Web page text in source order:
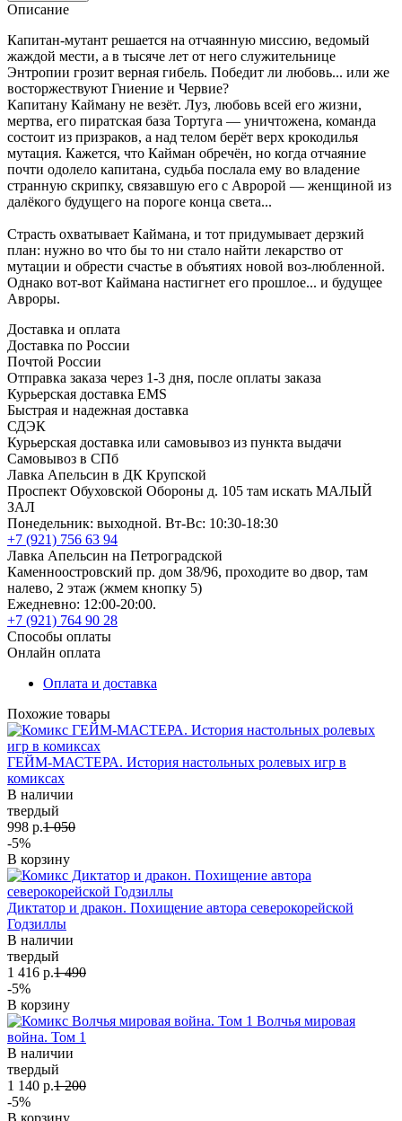
Описание
Капитан-мутант решается на отчаянную миссию, ведомый
жаждой мести, а в тысяче лет от него служительнице
Энтропии грозит верная гибель. Победит ли любовь... или же
восторжествуют Гниение и Червие?
Капитану Кайману не везёт. Луз, любовь всей его жизни,
мертва, его пиратская база Тортуга — уничтожена, команда
состоит из призраков, а над телом берёт верх крокодилья
мутация. Кажется, что Кайман обречён, но когда отчаяние
почти одолело капитана, судьба послала ему во владение
странную скрипку, связавшую его с Авророй — женщиной из
далёкого будущего на пороге конца света...
Страсть охватывает Каймана, и тот придумывает дерзкий
план: нужно во что бы то ни стало найти лекарство от
мутации и обрести счастье в объятиях новой воз-любленной.
Однако вот-вот Каймана настигнет его прошлое... и будущее
Авроры.
Доставка и оплата
Доставка по России
Почтой России
Отправка заказа через 1-3 дня, после оплаты заказа
Курьерская доставка EMS
Быстрая и надежная доставка
СДЭК
Курьерская доставка или самовывоз из пункта выдачи
Самовывоз в СПб
Лавка Апельсин в ДК Крупской
Проспект Обуховской Обороны д. 105 там искать МАЛЫЙ
ЗАЛ
Понедельник: выходной. Вт-Вс: 10:30-18:30
+7 (921) 756 63 94
Лавка Апельсин на Петроградской
Каменноостровский пр. дом 38/96, проходите во двор, там
налево, 2 этаж (жмем кнопку 5)
Ежедневно: 12:00-20:00.
+7 (921) 764 90 28
Способы оплаты
Онлайн оплата
Оплата и доставка
Похожие товары
ГЕЙМ-МАСТЕРА. История настольных ролевых игр в
комиксах
В наличии
твердый
998 р.1 050
-5%
В корзину
Диктатор и дракон. Похищение автора северокорейской
Годзиллы
В наличии
твердый
1 416 р.1 490
-5%
В корзину
Волчья мировая
война. Том 1
В наличии
твердый
1 140 р.1 200
-5%
В корзину